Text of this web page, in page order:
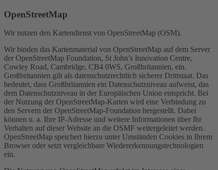
OpenStreetMap
Wir nutzen den Kartendienst von OpenStreetMap (OSM).
Wir binden das Kartenmaterial von OpenStreetMap auf dem Server
der OpenStreetMap Foundation, St John’s Innovation Centre,
Cowley Road, Cambridge, CB4 0WS, Großbritannien, ein.
Großbritannien gilt als datenschutzrechtlich sicherer Drittstaat. Das
bedeutet, dass Großbritannien ein Datenschutzniveau aufweist, das
dem Datenschutzniveau in der Europäischen Union entspricht. Bei
der Nutzung der OpenStreetMap-Karten wird eine Verbindung zu
den Servern der OpenStreetMap-Foundation hergestellt. Dabei
können u. a. Ihre IP-Adresse und weitere Informationen über Ihr
Verhalten auf dieser Website an die OSMF weitergeleitet werden.
OpenStreetMap speichert hierzu unter Umständen Cookies in Ihrem
Browser oder setzt vergleichbare Wiedererkennungstechnologien
ein.